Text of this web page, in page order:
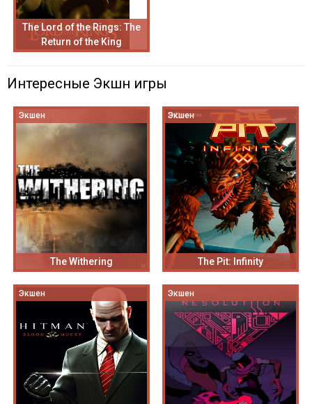
The Lord of the Rings: The
Return of the King
Интересные Экшн игры
Экшен
The Withering
Экшен
The Pit: Infinity
Экшен Экшен